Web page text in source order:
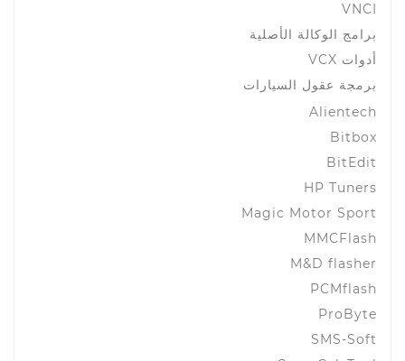
VNCI
برامج الوكالة الأصلية
أدوات VCX
برمجة عقول السيارات
Alientech
Bitbox
BitEdit
HP Tuners
Magic Motor Sport
MMCFlash
M&D flasher
PCMflash
ProByte
SMS-Soft